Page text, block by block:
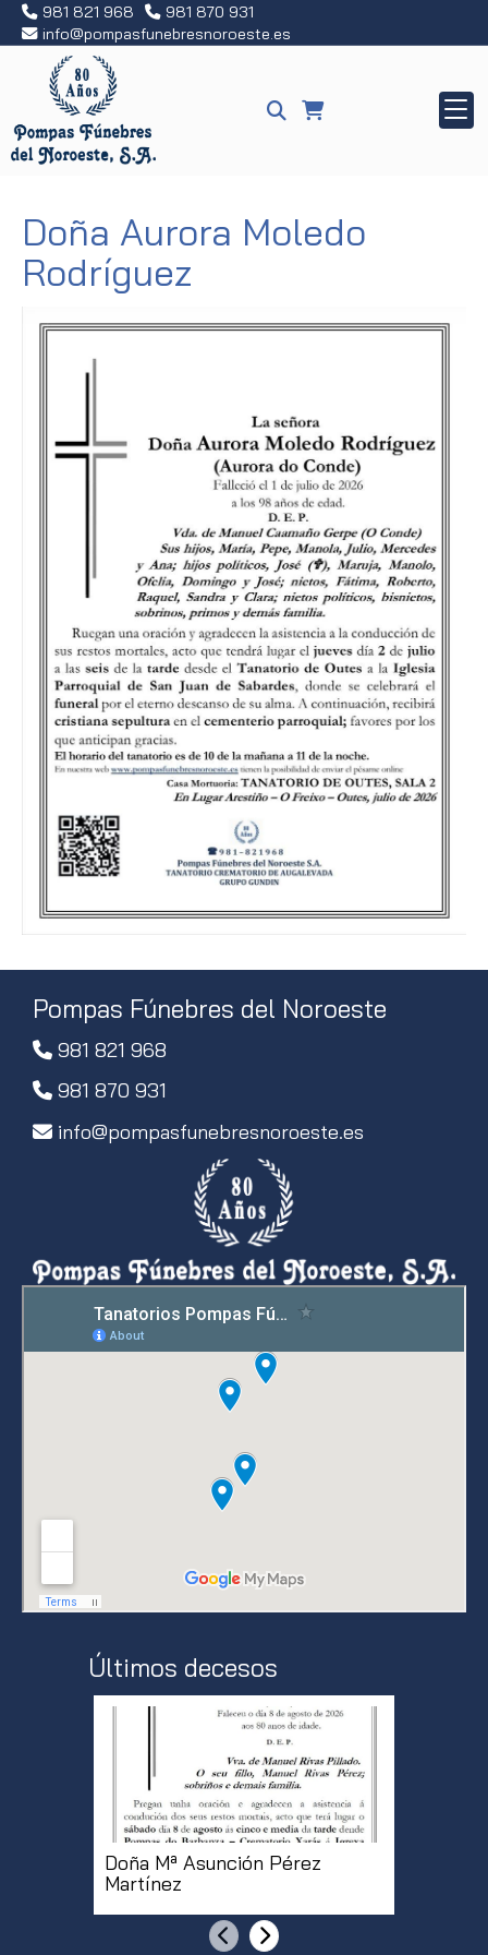
981 821 968
981 870 931
info
pompasfunebresnoroeste.es
Doña Aurora Moledo
Rodríguez
Pompas Fúnebres del Noroeste
981 821 968
981 870 931
info
pompasfunebresnoroeste.es
Últimos decesos
Doña Mª Asunción Pérez
Martínez
AnteriorSiguiente